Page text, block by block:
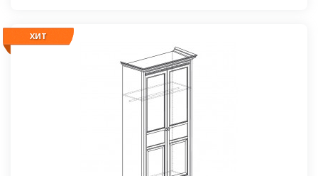
ХИТ
ХИТ